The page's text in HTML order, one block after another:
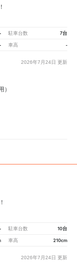
- 駐車台数 7台
- 車高 -
2026年7月24日 更新
）
- 駐車台数 10台
車高 210cm
2026年7月24日 更新